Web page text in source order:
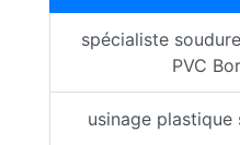
spécialiste
PVC
usinage